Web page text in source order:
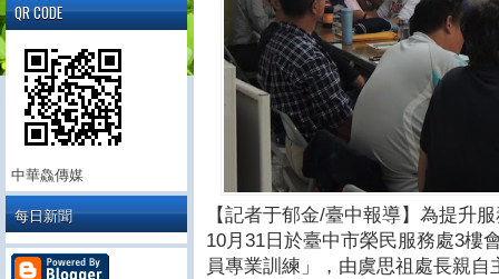
【記者于郁金/臺中報導】為提升
10月31日於臺中市榮民服務處3樓
員專業訓練」，由虞思祖處長親
QR CODE
中華鱻傳媒
每日新聞